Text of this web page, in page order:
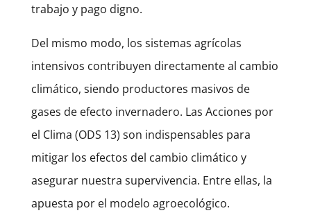
trabajo y pago digno.
Del mismo modo, los sistemas agrícolas
intensivos contribuyen directamente al cambio
climático, siendo productores masivos de
gases de efecto invernadero. Las Acciones por
el Clima (ODS 13) son indispensables para
mitigar los efectos del cambio climático y
asegurar nuestra supervivencia. Entre ellas, la
apuesta por el modelo agroecológico.